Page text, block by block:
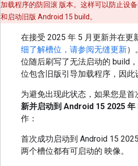
加载程序的防回滚 版本。这样可以防止设
和启动旧版 Android 15 build。
在接受 2025 年 5 月更新并在更
细了解槽位，请参阅无缝更新）
位随后刷写了无法启动的 build
位包含旧版引导加载程序，因此
为避免出现此状态，如果您是
新并启动到 Android 15 2025 年
作：
首次成功启动到 Android 15
两个槽位都有可启动的 映像。